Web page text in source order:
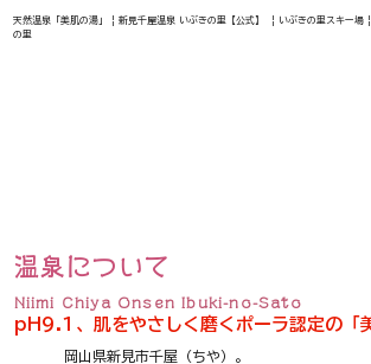
天然温泉「美肌の湯」 | 新見千屋温泉 いぶきの里【公式】 | いぶきの里スキー場
の里
温泉について
Niimi Chiya Onsen Ibuki-no-Sato
pH9.1、肌をやさしく磨くポーラ認定の「
岡山県新見市千屋（ちや）。